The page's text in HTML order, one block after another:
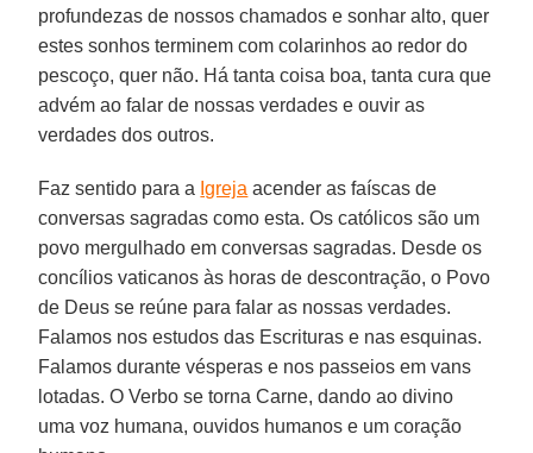
profundezas de nossos chamados e sonhar alto, quer
estes sonhos terminem com colarinhos ao redor do
pescoço, quer não. Há tanta coisa boa, tanta cura que
advém ao falar de nossas verdades e ouvir as
verdades dos outros.
Faz sentido para a Igreja acender as faíscas de
conversas sagradas como esta. Os católicos são um
povo mergulhado em conversas sagradas. Desde os
concílios vaticanos às horas de descontração, o Povo
de Deus se reúne para falar as nossas verdades.
Falamos nos estudos das Escrituras e nas esquinas.
Falamos durante vésperas e nos passeios em vans
lotadas. O Verbo se torna Carne, dando ao divino
uma voz humana, ouvidos humanos e um coração